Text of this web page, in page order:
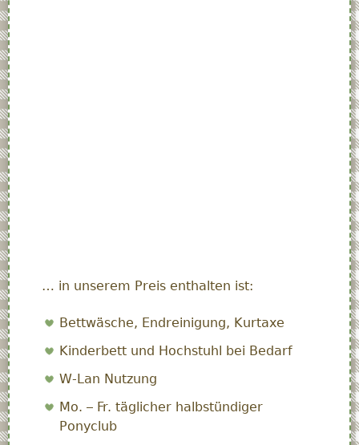
… in unserem Preis enthalten ist:
Bettwäsche, Endreinigung, Kurtaxe
Kinderbett und Hochstuhl bei Bedarf
W-Lan Nutzung
Mo. – Fr. täglicher halbstündiger
Ponyclub